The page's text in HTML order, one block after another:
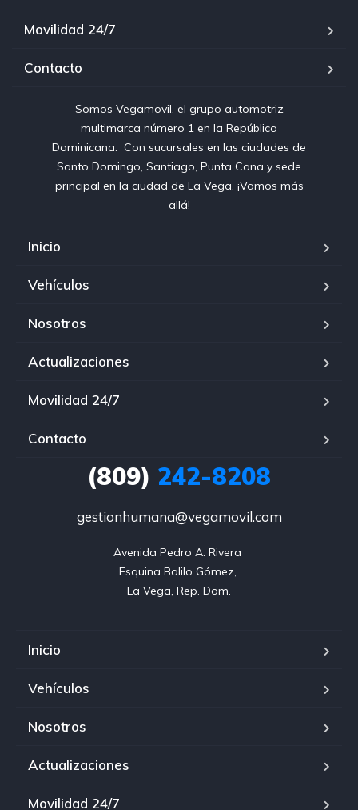
Movilidad 24/7
Contacto
Somos Vegamovil, el grupo automotriz
multimarca número 1 en la República
Dominicana⁣. ⁣ Con sucursales en las ciudades de
Santo Domingo, Santiago, Punta Cana y sede
principal en la ciudad de La Vega. ¡Vamos más
allá!
Inicio
Vehículos
Nosotros
Actualizaciones
Movilidad 24/7
Contacto
(809) 242-8208
gestionhumana@vegamovil.com
Avenida Pedro A. Rivera
Esquina Balilo Gómez,
La Vega, Rep. Dom.
Inicio
Vehículos
Nosotros
Actualizaciones
Movilidad 24/7